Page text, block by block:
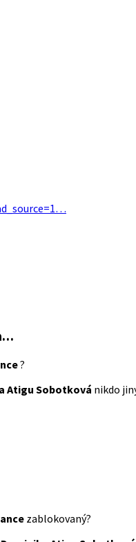
?
Atigu Sobotková nikdo
zablokovaný?